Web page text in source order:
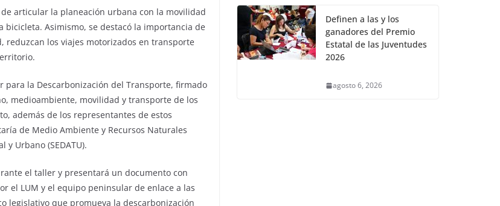
articular la planeación urbana con la movilidad
Asimismo, se destacó la importancia de
los viajes motorizados en transporte
para la Descarbonización del Transporte, firmado
medioambiente, movilidad y transporte de los
además de los representantes de estos
de Medio Ambiente y Recursos Naturales
y Urbano (SEDATU).
el taller y presentará un documento con
el LUM y el equipo peninsular de enlace a las
legislativo que promueva la descarbonización
Definen a las y los
ganadores del Premio
Estatal de las Juventudes
2026
agosto 6, 2026